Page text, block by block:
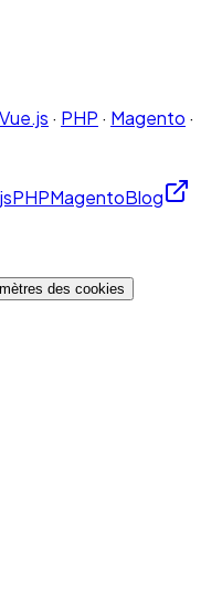
Vue.js · PHP · Magento ·
PHPMagentoBlog
des cookies